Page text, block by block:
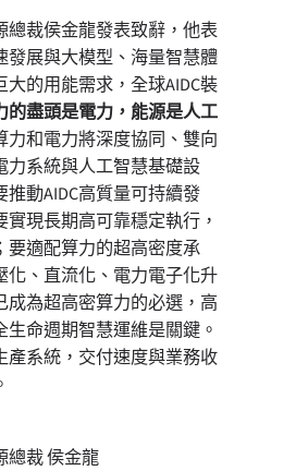
總裁侯金龍發表致辭，他表
發展與大模型、海量智慧體
的用能需求，全球AIDC裝
的盡頭是電力，能源是人工
力和電力將深度協同、雙向
力系統與人工智慧基礎設
動AIDC高質量可持續發
現長期高可靠穩定執行，
要適配算力的超高密度承
化、直流化、電力電子化升
成為超高密算力的必選，高
命週期智慧運維是關鍵。
產系統，交付速度與業務收
總裁 侯金龍